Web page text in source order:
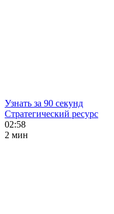
Узнать за 90 секунд
Стратегический ресурс
02:58
2 мин